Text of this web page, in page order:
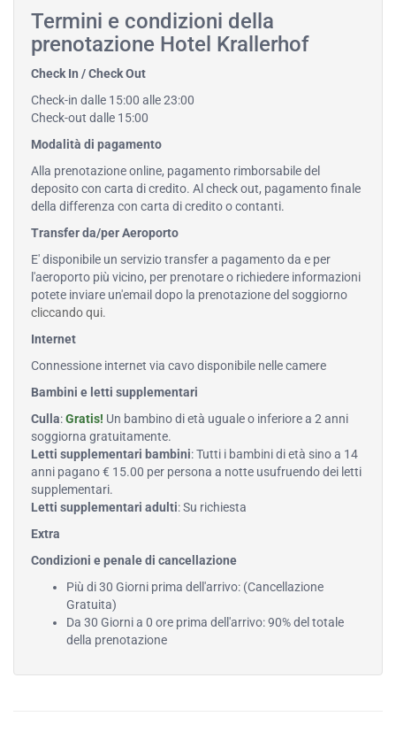
Termini e condizioni della
prenotazione Hotel Krallerhof
Check In / Check Out
Check-in dalle 15:00 alle 23:00
Check-out dalle 15:00
Modalità di pagamento
Alla prenotazione online, pagamento rimborsabile del
deposito con carta di credito. Al check out, pagamento finale
della differenza con carta di credito o contanti.
Transfer da/per Aeroporto
E' disponibile un servizio transfer a pagamento da e per
l'aeroporto più vicino, per prenotare o richiedere informazioni
potete inviare un'email dopo la prenotazione del soggiorno
cliccando qui.
Internet
Connessione internet via cavo disponibile nelle camere
Bambini e letti supplementari
Culla:Gratis! Un bambino di età uguale o inferiore a 2 anni
soggiorna gratuitamente.
Letti supplementari bambini: Tutti i bambini di età sino a 14
anni pagano € 15.00 per persona a notte usufruendo dei letti
supplementari.
Letti supplementari adulti: Su richiesta
Extra
Condizioni e penale di cancellazione
Più di 30 Giorni prima dell'arrivo: (Cancellazione
Gratuita)
Da 30 Giorni a 0 ore prima dell'arrivo: 90% del totale
della prenotazione